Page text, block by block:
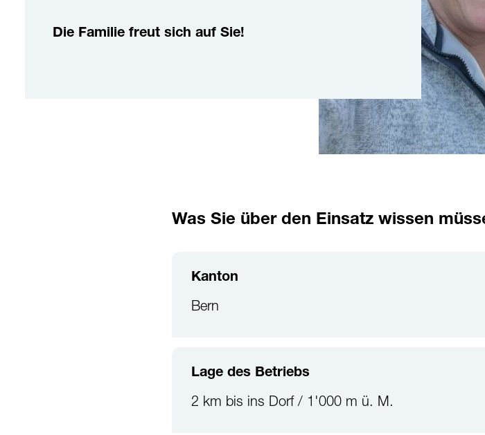
Die Familie freut sich auf Sie!
Was Sie über den Einsatz wissen
Kanton
Bern
Lage des Betriebs
2 km bis ins Dorf / 1'000 m ü. M.